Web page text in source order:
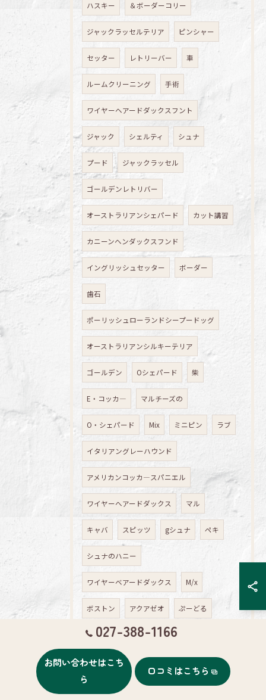
ハスキー ＆ボーダーコリー
ジャックラッセルテリア ピンシャー
セッター レトリーバー 車
ルームクリーニング 手術
ワイヤーヘアードダックスフント
ジャック シェルティ シュナ
プード ジャックラッセル
ゴールデンレトリバー
オーストラリアンシェパード カット講習
カニーンヘンダックスフンド
イングリッシュセッター ボーダー
歯石
ポーリッシュローランドシープードッグ
オーストラリアンシルキーテリア
ゴールデン Oシェパード 柴
E・コッカ― マルチーズの
O・シェパード Mix ミニピン ラブ
イタリアングレーハウンド
アメリカンコッカ―スパニエル
ワイヤーへアードダックス マル
キャバ スピッツ gシュナ ペキ
シュナのハニー
ワイヤーベアードダックス M/x
ボストン アクアゼオ ぷーどる
スムースヘアードダックスフント
アクアゼオ講習会 トリミング
サロン 予約 ペット
027-388-1166
お問い合わせはこち
ら
口コミはこちら